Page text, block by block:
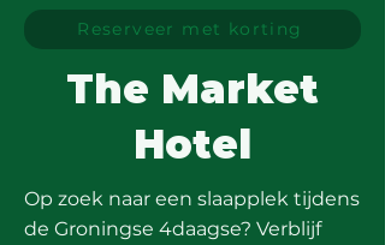
Reserveer met korting
The Market
Hotel
Op zoek naar een slaapplek tijdens
de Groningse 4daagse? Verblijf